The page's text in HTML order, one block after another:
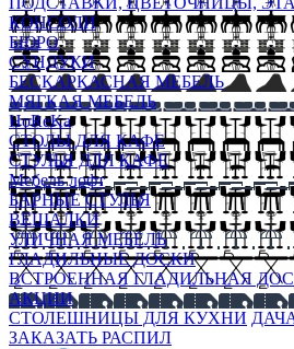
КОНСОЛИ
БЮРО
СУНДУКИ
БЕСКАРКАСНАЯ МЕБЕЛЬ
МЯГКАЯ МЕБЕЛЬ
HoReKa
СТОЛЫ ДЛЯ КАФЕ
СТУЛЬЯ ДЛЯ КАФЕ
Мебель лофт
БАРНЫЕ СТУЛЬЯ
ВЕШАЛКИ
УЛИЧНАЯ МЕБЕЛЬ
ГЛАДИЛЬНЫЕ ДОСКИ
ВСТРОЕННАЯ ГЛАДИЛЬНАЯ
АКЦИИ
СТОЛЕШНИЦЫ ДЛЯ КУХНИ
ЗАКАЗАТЬ РАСПИЛ